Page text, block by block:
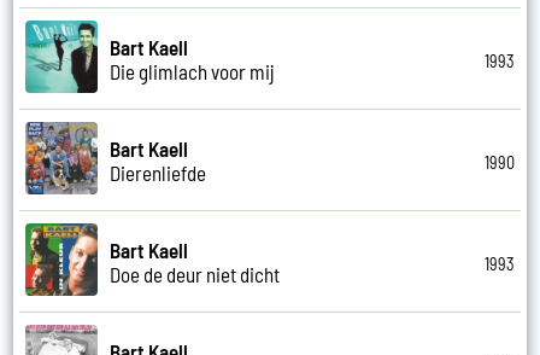
Bart Kaell
Die glimlach voor mij
1993
Bart Kaell
Dierenliefde
1990
Bart Kaell
Doe de deur niet dicht
1993